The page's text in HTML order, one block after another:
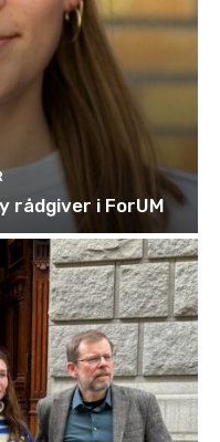
rådgiver i ForUM